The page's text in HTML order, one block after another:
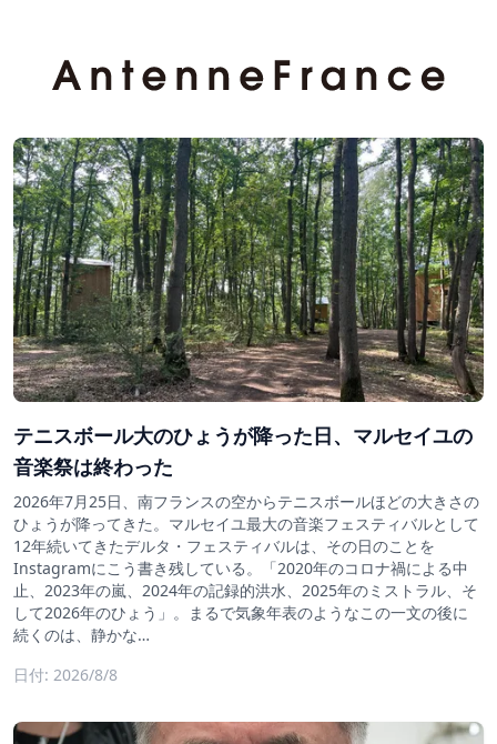
テニスボール大のひょうが降った日、マルセイユの
音楽祭は終わった
2026年7月25日、南フランスの空からテニスボールほどの大きさの
ひょうが降ってきた。マルセイユ最大の音楽フェスティバルとして
12年続いてきたデルタ・フェスティバルは、その日のことを
Instagramにこう書き残している。「2020年のコロナ禍による中
止、2023年の嵐、2024年の記録的洪水、2025年のミストラル、そ
して2026年のひょう」。まるで気象年表のようなこの一文の後に
続くのは、静かな…
日付: 2026/8/8